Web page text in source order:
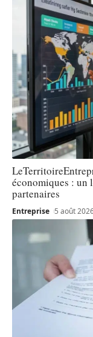
économiques : un
partenaires
Entreprise 5 août